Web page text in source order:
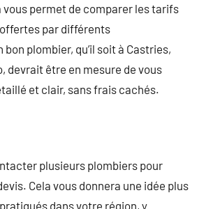
vous permet de comparer les tarifs
par différents
plombier, qu’il soit à Castries,
devrait être en mesure de vous
et clair, sans frais cachés.
plusieurs plombiers pour
Cela vous donnera une idée plus
dans votre région, y